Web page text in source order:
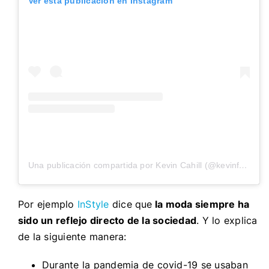
Una publicación compartida por Kevin Cahill (@kevinfashioned)
Por ejemplo InStyle dice que la moda siempre ha
sido un reflejo directo de la sociedad. Y lo explica
de la siguiente manera:
Durante la pandemia de covid-19 se usaban